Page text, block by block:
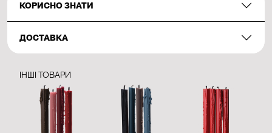
КОРИСНО ЗНАТИ
ДОСТАВКА
ІНШІ ТОВАРИ